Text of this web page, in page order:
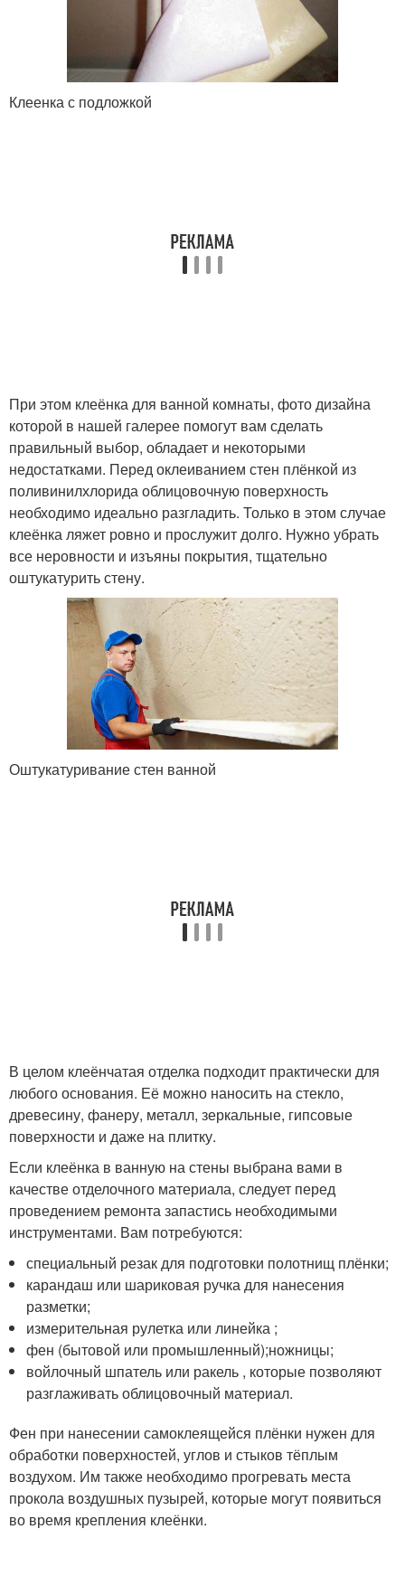
Клеенка с подложкой
При этом клеёнка для ванной комнаты, фото дизайна
которой в нашей галерее помогут вам сделать
правильный выбор, обладает и некоторыми
недостатками. Перед оклеиванием стен плёнкой из
поливинилхлорида облицовочную поверхность
необходимо идеально разгладить. Только в этом случае
клеёнка ляжет ровно и прослужит долго. Нужно убрать
все неровности и изъяны покрытия, тщательно
оштукатурить стену.
Оштукатуривание стен ванной
В целом клеёнчатая отделка подходит практически для
любого основания. Её можно наносить на стекло,
древесину, фанеру, металл, зеркальные, гипсовые
поверхности и даже на плитку.
Если клеёнка в ванную на стены выбрана вами в
качестве отделочного материала, следует перед
проведением ремонта запастись необходимыми
инструментами. Вам потребуются:
специальный резак для подготовки полотнищ плёнки;
карандаш или шариковая ручка для нанесения
разметки;
измерительная рулетка или линейка ;
фен (бытовой или промышленный);ножницы;
войлочный шпатель или ракель , которые позволяют
разглаживать облицовочный материал.
Фен при нанесении самоклеящейся плёнки нужен для
обработки поверхностей, углов и стыков тёплым
воздухом. Им также необходимо прогревать места
прокола воздушных пузырей, которые могут появиться
во время крепления клеёнки.